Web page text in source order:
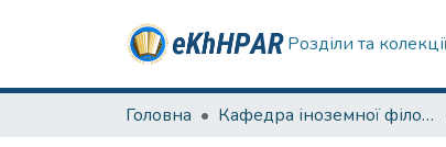
Розділи та
Головна Кафедра іноземної філології